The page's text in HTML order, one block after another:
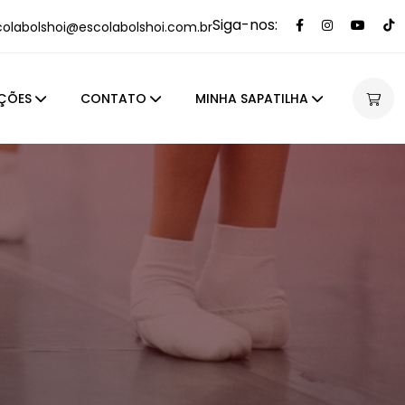
Siga-nos:
CONTATO MINHA SAPATILHA